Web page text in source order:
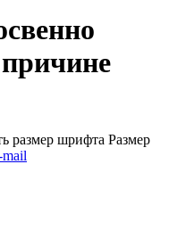
размер шрифта Размер